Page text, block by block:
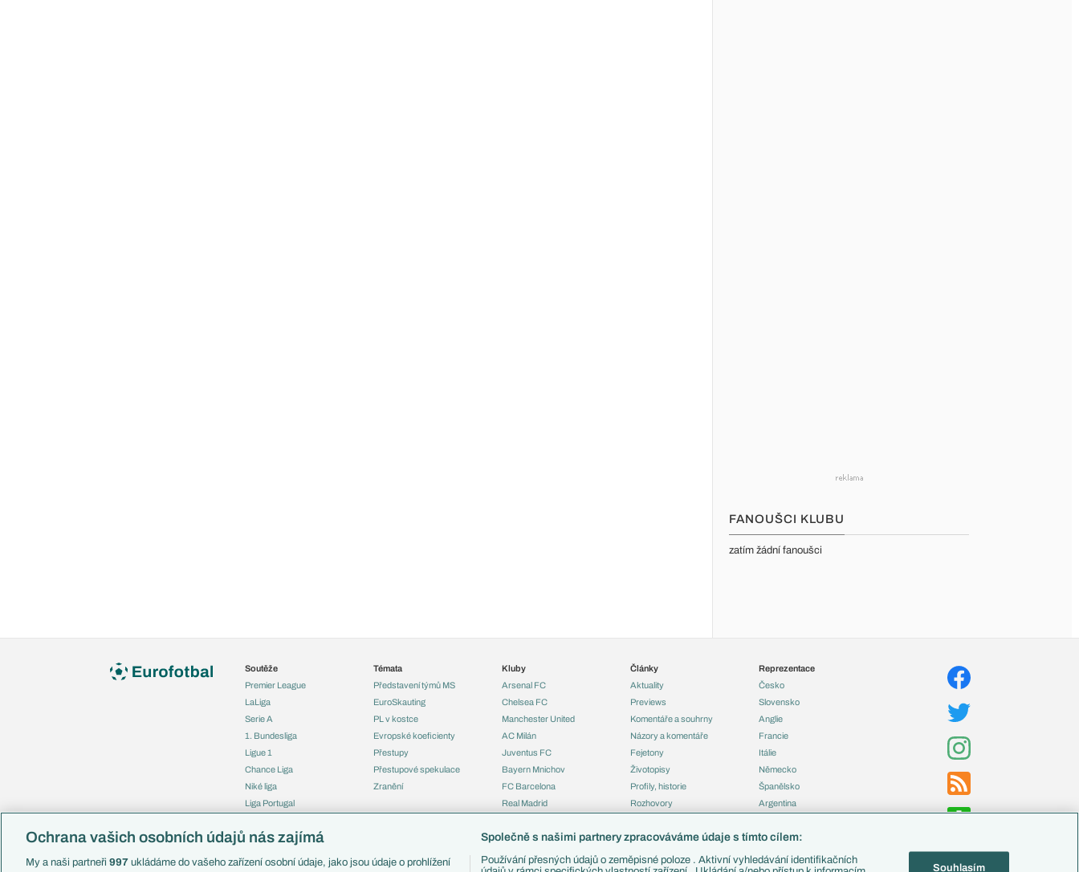
FANOUŠCI KLUBU
zatím žádní fanoušci
Soutěže
Premier League
LaLiga
Serie A
1. Bundesliga
Ligue 1
Chance Liga
Niké liga
Liga Portugal
Liga mistrů
Témata
Představení týmů MS
EuroSkauting
PL v kostce
Evropské koeficienty
Přestupy
Přestupové spekulace
Zranění
Kluby
Arsenal FC
Chelsea FC
Manchester United
AC Milán
Juventus FC
Bayern Mnichov
FC Barcelona
Real Madrid
Články
Aktuality
Previews
Komentáře a souhrny
Názory a komentáře
Fejetony
Životopisy
Profily, historie
Rozhovory
Reprezentace
Česko
Slovensko
Anglie
Francie
Itálie
Německo
Španělsko
Argentina
Zápasy
Ochrana vašich osobních údajů nás zajímá
My a naši partneři 997 ukládáme do vašeho zařízení osobní údaje, jako jsou údaje o prohlížení
Společně s našimi partnery zpracováváme údaje s tímto cílem:
Používání přesných údajů o zeměpisné poloze . Aktivní vyhledávání identifikačních
Souhlasím